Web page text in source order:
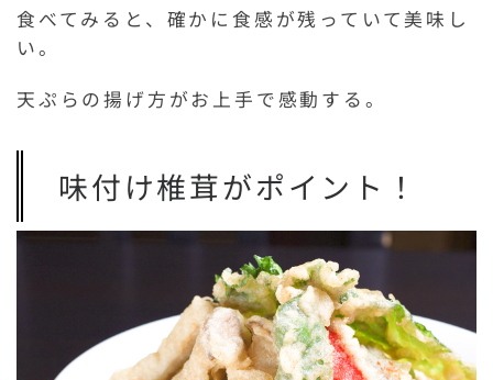
食べてみると、確かに食感が残っていて美味し
い。
天ぷらの揚げ方がお上手で感動する。
味付け椎茸がポイント！